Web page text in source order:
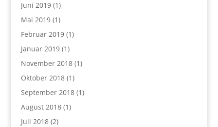
Juni 2019(1)
Mai 2019(1)
Februar 2019(1)
Januar 2019(1)
November 2018(1)
Oktober 2018(1)
September 2018(1)
August 2018(1)
Juli 2018(2)